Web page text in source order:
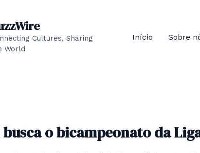
Cultures, Sharing
World
Início Sobre
o bicampeonato da